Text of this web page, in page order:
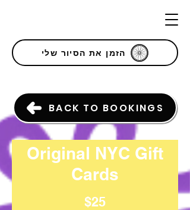
הזמן את הסיור שלי
BACK TO BOOKINGS
Original NYC Gift
Cards
$25